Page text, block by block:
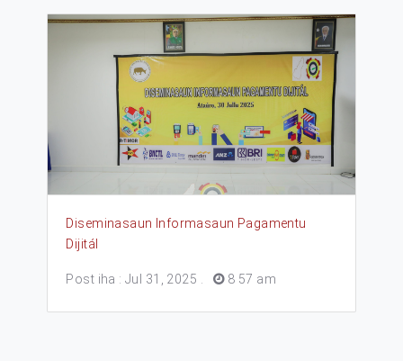
Diseminasaun Informasaun Pagamentu
Dijitál
Post iha : Jul 31, 2025 8 57 am